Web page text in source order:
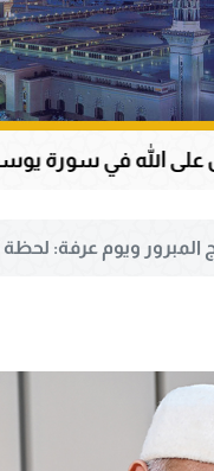
عظمة
المبرور ويوم عرفة: